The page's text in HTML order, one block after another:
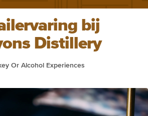
bij
Distillery
Or Alcohol Experiences